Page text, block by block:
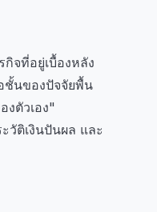
จที่อยู่เบื้องหลัง
ชั้นของปัจจัยพื้น
ตัวเอง"
ติเงินปันผล และ